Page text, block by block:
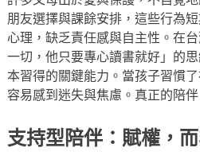
朋友選擇與課餘安排，這些行為
心理，缺乏責任感與自主性。在
一切，他只要專心讀書就好」的
本習得的關鍵能力。當孩子習慣
容易感到迷失與焦慮。真正的陪
支持型陪伴：賦權，